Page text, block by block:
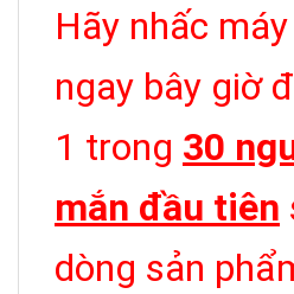
Hãy nhấc
ngay bây giờ
1 trong 30
mắn đầu tiên
dòng sản